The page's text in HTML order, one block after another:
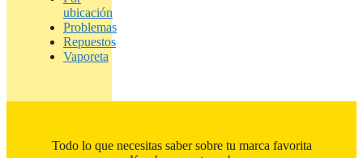
ubicación
Problemas
Repuestos
Vaporeta
Todo lo que necesitas saber sobre tu marca favorita